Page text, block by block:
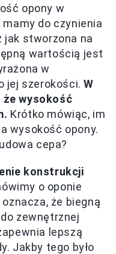
opony w
do czynienia
jak stworzona na
wartością jest
w
jej szerokości.W
wysokość
Krótko mówiąc, im
wysokość opony.
cepa?
konstrukcji
o oponie
że biegną
zewnętrznej
lepszą
Jakby tego było